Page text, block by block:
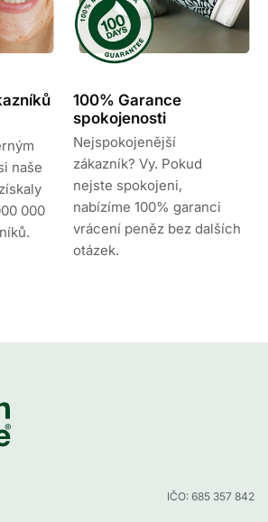
naše
000
100% Garance
spokojenosti
Nejspokojenější
zákazník? Vy. Pokud
nejste spokojeni,
nabízíme 100% garanci
vrácení peněz bez dalších
otázek.
IČO: 685 357 842